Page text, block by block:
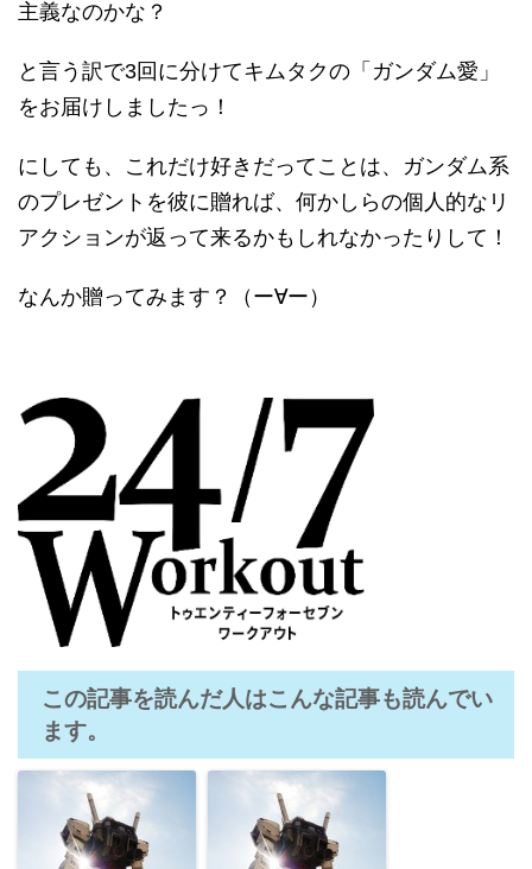
主義なのかな？
と言う訳で3回に分けてキムタクの「ガンダム愛」
をお届けしましたっ！
にしても、これだけ好きだってことは、ガンダム系
のプレゼントを彼に贈れば、何かしらの個人的なリ
アクションが返って来るかもしれなかったりして！
なんか贈ってみます？（ー∀ー）
この記事を読んだ人はこんな記事も読んでい
ます。